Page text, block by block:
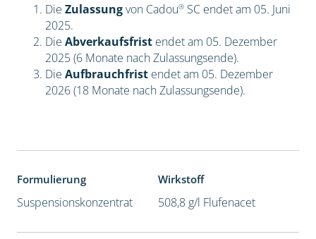
Die Zulassungvon Cadou®SC endet am 05. Juni
2025.
Die Abverkaufsfristendet am 05. Dezember
2025 (6 Monate nach Zulassungsende).
Die Aufbrauchfristendet am 05. Dezember
2026 (18 Monate nach Zulassungsende).
Formulierung
Suspensionskonzentrat
Wirkstoff
508,8 g/l Flufenacet